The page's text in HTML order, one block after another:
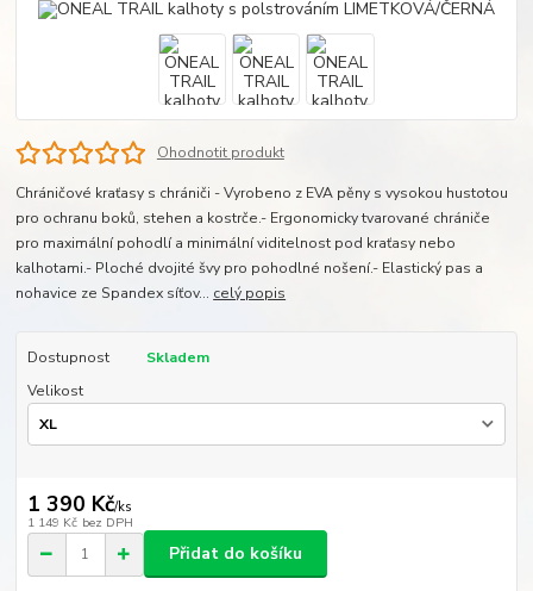
Ohodnotit produkt
Chráničové kraťasy s chrániči - Vyrobeno z EVA pěny s vysokou hustotou
pro ochranu boků, stehen a kostrče.- Ergonomicky tvarované chrániče
pro maximální pohodlí a minimální viditelnost pod kraťasy nebo
kalhotami.- Ploché dvojité švy pro pohodlné nošení.- Elastický pas a
nohavice ze Spandex síťov... celý popis
Dostupnost
Skladem
Velikost
1 390 Kč/ks
1 149 Kč bez DPH
Přidat do košíku